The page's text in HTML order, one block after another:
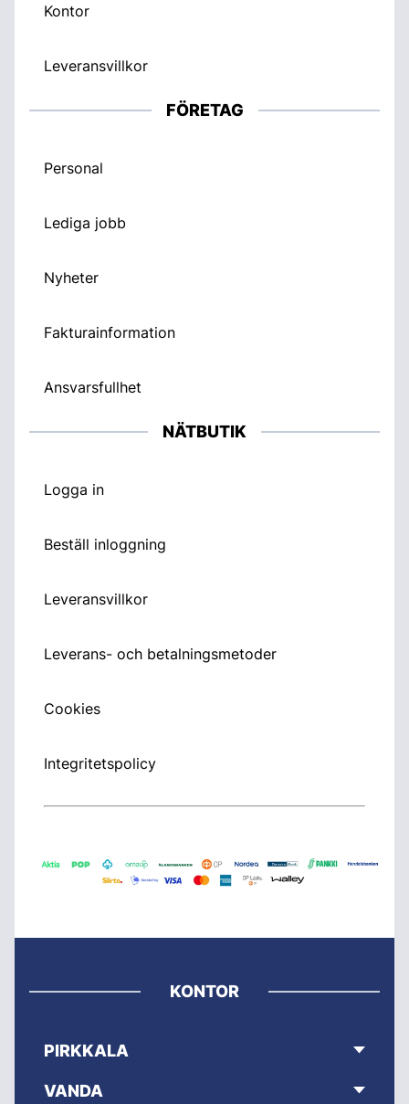
Kontor
Leveransvillkor
FÖRETAG
Personal
Lediga jobb
Nyheter
Fakturainformation
Ansvarsfullhet
NÄTBUTIK
Logga in
Beställ inloggning
Leveransvillkor
Leverans- och betalningsmetoder
Cookies
Integritetspolicy
KONTOR
PIRKKALA
VANDA